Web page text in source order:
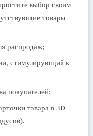
выбор своим
товары
распродаж;
стимулирующий к
покупателей;
товара в 3D-